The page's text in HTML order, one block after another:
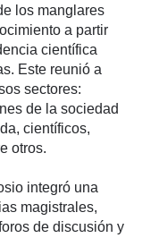
los manglares
a partir
científica
Este reunió a
sectores:
de la sociedad
científicos,
otros.
integró una
magistrales,
de discusión y